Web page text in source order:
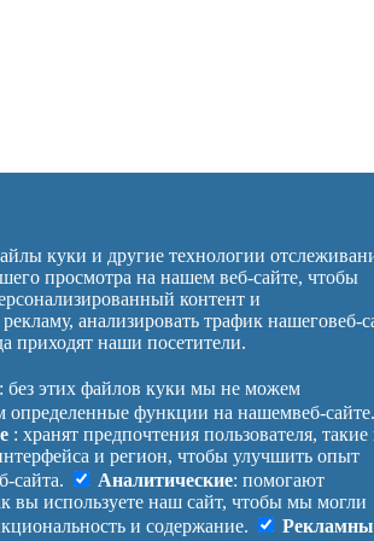
куки и другие технологии
просмотра на нашем веб-сайте, чтобы
контент и
анализировать трафик нашеговеб-
приходят наши посетители.
: без этих файлов куки мы не можем
определенные функции на нашемвеб-
: хранят предпочтения пользователя, такие
и регион, чтобы улучшить опыт
сайта.
Аналитические: помогают
вы используете наш сайт, чтобы мы могли
и содержание.